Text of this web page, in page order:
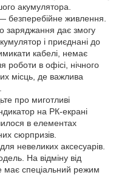
акумулятора.
безперебійне живлення.
заряджання дає змогу
і приєднані до
кабелі, немає
роботи в офісі, нічного
місць, де важлива
про миготливі
на РК-екрані
в елементах
сюрпризів.
невеликих аксесуарів.
На відміну від
має спеціальний режим